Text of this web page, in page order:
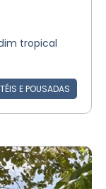
tropical
E POUSADAS